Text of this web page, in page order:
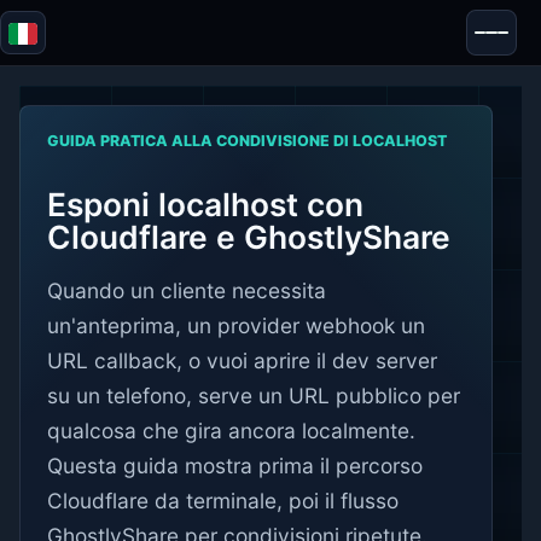
Blazor
Strumenti
Test e recensioni
GUIDA PRATICA ALLA CONDIVISIONE DI LOCALHOST
Esponi localhost con
Cloudflare e GhostlyShare
Quando un cliente necessita
un'anteprima, un provider webhook un
URL callback, o vuoi aprire il dev server
su un telefono, serve un URL pubblico per
qualcosa che gira ancora localmente.
Questa guida mostra prima il percorso
Cloudflare da terminale, poi il flusso
GhostlyShare per condivisioni ripetute.